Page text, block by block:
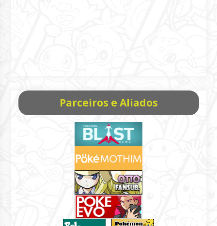
Parceiros e Aliados